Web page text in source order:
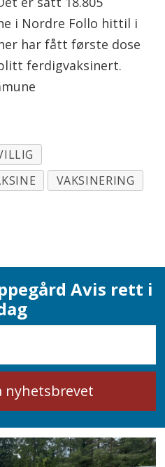
i Nordre Follo hittil i
har fått første dose
ferdigvaksinert.
VAKSINERING
Avis rett i